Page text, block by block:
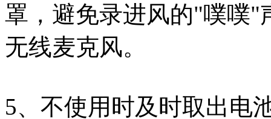
罩，避免录进风的"噗噗"
无线麦克风。
5、不使用时及时取出电